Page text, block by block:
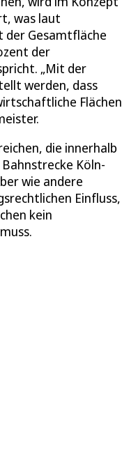
was laut
der Gesamtfläche
der
„Mit der
werden, dass
Flächen
die innerhalb
Köln-
wie andere
Einfluss,
kein